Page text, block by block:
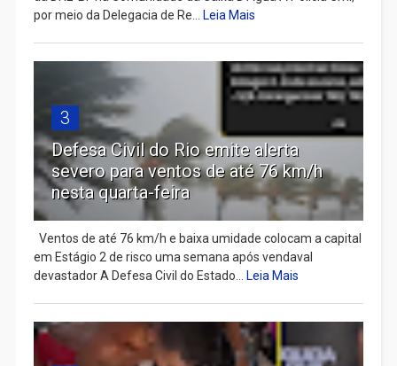
por meio da Delegacia de Re... Leia Mais
3
Defesa Civil do Rio emite alerta
severo para ventos de até 76 km/h
nesta quarta-feira
Ventos de até 76 km/h e baixa umidade colocam a capital
em Estágio 2 de risco uma semana após vendaval
devastador A Defesa Civil do Estado... Leia Mais